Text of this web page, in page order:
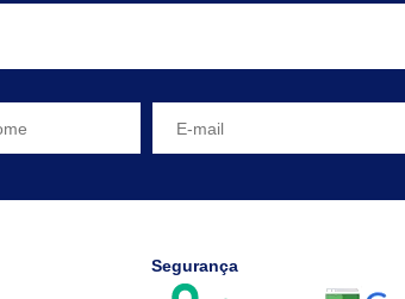
Segurança